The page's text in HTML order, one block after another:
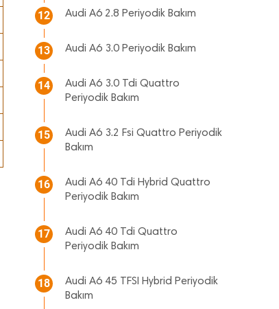
12 Audi A6 2.8 Periyodik Bakım
13 Audi A6 3.0 Periyodik Bakım
14
Audi A6 3.0 Tdi Quattro
Periyodik Bakım
15
Audi A6 3.2 Fsi Quattro Periyodik
Bakım
16
Audi A6 40 Tdi Hybrid Quattro
Periyodik Bakım
17
Audi A6 40 Tdi Quattro
Periyodik Bakım
18
Audi A6 45 TFSI Hybrid Periyodik
Bakım